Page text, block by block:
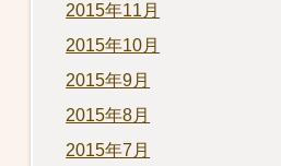
2015年11月
2015年10月
2015年9月
2015年8月
2015年7月